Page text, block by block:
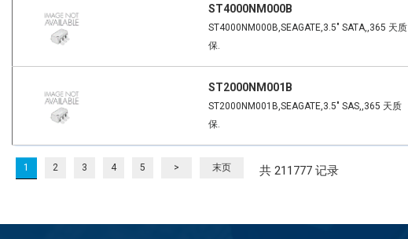
ST4000NM000B
ST4000NM000B,SEAGATE,3.5" SATA,,365 天质
保.
ST2000NM001B
ST2000NM001B,SEAGATE,3.5" SAS,,365 天质
保.
1 2 3 4 5 > 末页 共 211777 记录